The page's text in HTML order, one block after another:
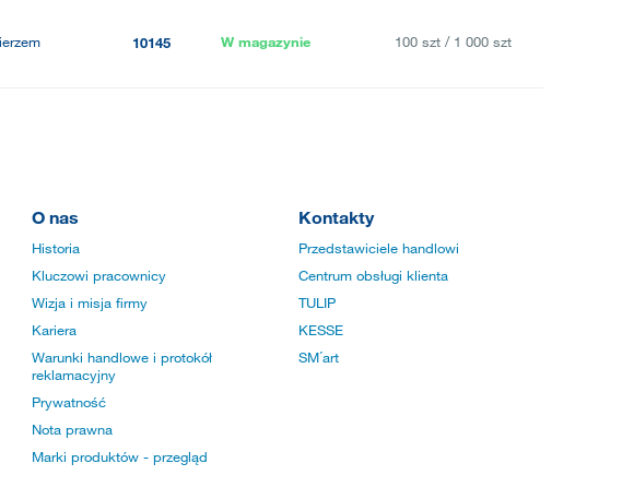
10145 W magazynie 100 szt / 1 000 szt
O nas
Historia
Kluczowi pracownicy
Wizja i misja firmy
Kariera
Warunki handlowe i protokół
reklamacyjny
Prywatność
Nota prawna
Marki produktów - przegląd
Kontakty
Przedstawiciele handlowi
Centrum obsługi klienta
TULIP
KESSE
SM´art